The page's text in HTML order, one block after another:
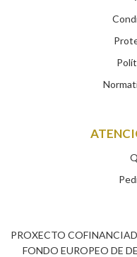
PROXECTO
FONDO EUROPEO DE